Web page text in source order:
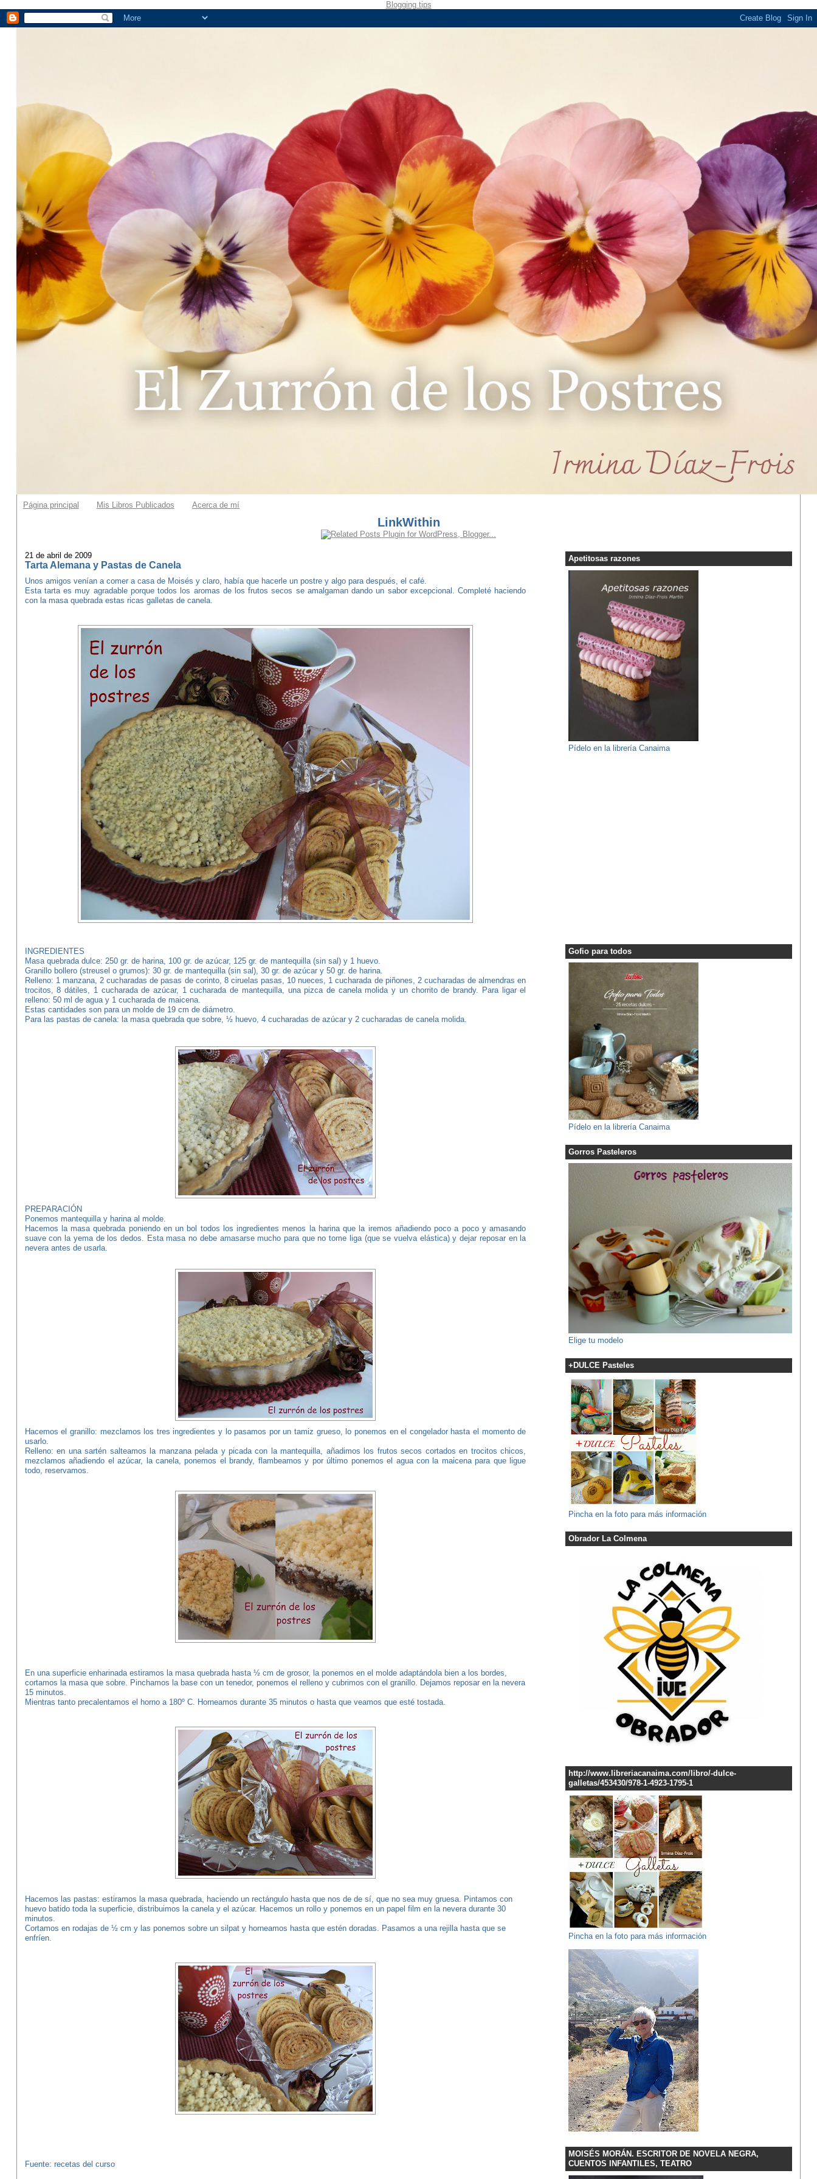
Blogging tips
Página principal Mis Libros Publicados Acerca de mí
LinkWithin
21 de abril de 2009
Tarta Alemana y Pastas de Canela
Unos amigos venían a comer a casa de Moisés y claro, había que hacerle un postre y algo para después, el café.
Esta tarta es muy agradable porque todos los aromas de los frutos secos se amalgaman dando un sabor excepcional. Completé haciendo
con la masa quebrada estas ricas galletas de canela.
INGREDIENTES
Masa quebrada dulce: 250 gr. de harina, 100 gr. de azúcar, 125 gr. de mantequilla (sin sal) y 1 huevo.
Granillo bollero (streusel o grumos): 30 gr. de mantequilla (sin sal), 30 gr. de azúcar y 50 gr. de harina.
Relleno: 1 manzana, 2 cucharadas de pasas de corinto, 8 ciruelas pasas, 10 nueces, 1 cucharada de piñones, 2 cucharadas de almendras en
trocitos, 8 dátiles, 1 cucharada de azúcar, 1 cucharada de mantequilla, una pizca de canela molida y un chorrito de brandy. Para ligar el
relleno: 50 ml de agua y 1 cucharada de maicena.
Estas cantidades son para un molde de 19 cm de diámetro.
Para las pastas de canela: la masa quebrada que sobre, ½ huevo, 4 cucharadas de azúcar y 2 cucharadas de canela molida.
PREPARACIÓN
Ponemos mantequilla y harina al molde.
Hacemos la masa quebrada poniendo en un bol todos los ingredientes menos la harina que la iremos añadiendo poco a poco y amasando
suave con la yema de los dedos. Esta masa no debe amasarse mucho para que no tome liga (que se vuelva elástica) y dejar reposar en la
nevera antes de usarla.
Hacemos el granillo: mezclamos los tres ingredientes y lo pasamos por un tamiz grueso, lo ponemos en el congelador hasta el momento de
usarlo.
Relleno: en una sartén salteamos la manzana pelada y picada con la mantequilla, añadimos los frutos secos cortados en trocitos chicos,
mezclamos añadiendo el azúcar, la canela, ponemos el brandy, flambeamos y por último ponemos el agua con la maicena para que ligue
todo, reservamos.
En una superficie enharinada estiramos la masa quebrada hasta ½ cm de grosor, la ponemos en el molde adaptándola bien a los bordes,
cortamos la masa que sobre. Pinchamos la base con un tenedor, ponemos el relleno y cubrimos con el granillo. Dejamos reposar en la nevera
15 minutos.
Mientras tanto precalentamos el horno a 180º C. Horneamos durante 35 minutos o hasta que veamos que esté tostada.
Hacemos las pastas: estiramos la masa quebrada, haciendo un rectángulo hasta que nos de de sí, que no sea muy gruesa. Pintamos con
huevo batido toda la superficie, distribuimos la canela y el azúcar. Hacemos un rollo y ponemos en un papel film en la nevera durante 30
minutos.
Cortamos en rodajas de ½ cm y las ponemos sobre un silpat y horneamos hasta que estén doradas. Pasamos a una rejilla hasta que se
enfríen.
Fuente: recetas del curso
Apetitosas razones
Pídelo en la librería Canaima
Gofio para todos
Pídelo en la librería Canaima
Gorros Pasteleros
Elige tu modelo
+DULCE Pasteles
Pincha en la foto para más información
Obrador La Colmena
http://www.libreriacanaima.com/libro/-dulce-
galletas/453430/978-1-4923-1795-1
Pincha en la foto para más información
MOISÉS MORÁN. ESCRITOR DE NOVELA NEGRA,
CUENTOS INFANTILES, TEATRO